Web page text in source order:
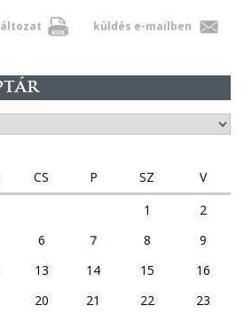
küldés e-mailben
CS P SZ
V
1
2
6 7 8
9
13 14 15
16
20 21 22
23